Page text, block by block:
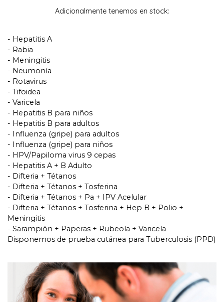
Adicionalmente tenemos en stock:
- Hepatitis A
- Rabia
- Meningitis
- Neumonía
- Rotavirus
- Tifoidea
- Varicela
- Hepatitis B para niños
- Hepatitis B para adultos
- Influenza (gripe) para adultos
- Influenza (gripe) para niños
- HPV/Papiloma virus 9 cepas
- Hepatitis A+ B Adulto
- Difteria + Tétanos
- Difteria + Tétanos + Tosferina
- Difteria + Tétanos + Pa + IPV Acelular
- Difteria + Tétanos + Tosferina + Hep B + Polio +
Meningitis
- Sarampión + Paperas + Rubeola + Varicela
Disponemos de prueba cutánea para Tuberculosis (PPD)